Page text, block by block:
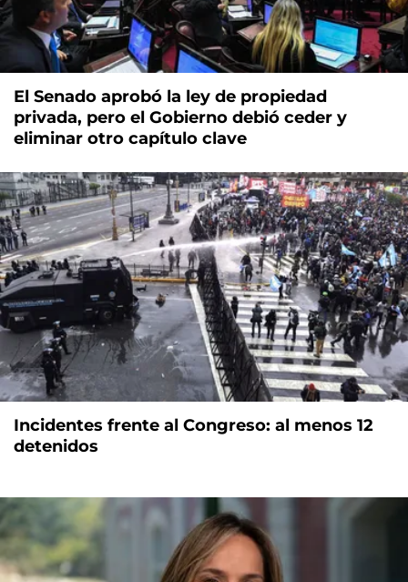
El Senado aprobó la ley de propiedad
privada, pero el Gobierno debió ceder y
eliminar otro capítulo clave
Incidentes frente al Congreso: al menos 12
detenidos